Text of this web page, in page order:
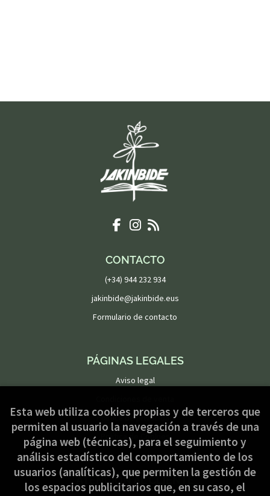
CONTACTO
(+34) 944 232 934
jakinbide@jakinbide.eus
Formulario de contacto
PÁGINAS LEGALES
Aviso legal
Política de privacidad
Política de Cookies
ATENCIÓN AL CLIENTE
Esta web utiliza cookies propias y de terceros que
permiten al usuario la navegación a través de una
página web (técnicas), para el seguimiento y
análisis estadístico del comportamiento de los
usuarios (analíticas), que permiten la gestión de
los espacios publicitarios que, en su caso, el